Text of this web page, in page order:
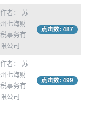
作者： 苏
州七海财
税事务有
限公司
点击数: 487
作者： 苏
州七海财
税事务有
限公司
点击数: 499